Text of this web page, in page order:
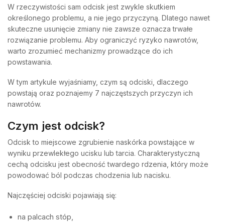
W rzeczywistości sam odcisk jest zwykle skutkiem
określonego problemu, a nie jego przyczyną. Dlatego nawet
skuteczne usunięcie zmiany nie zawsze oznacza trwałe
rozwiązanie problemu. Aby ograniczyć ryzyko nawrotów,
warto zrozumieć mechanizmy prowadzące do ich
powstawania.
W tym artykule wyjaśniamy, czym są odciski, dlaczego
powstają oraz poznajemy 7 najczęstszych przyczyn ich
nawrotów.
Czym jest odcisk?
Odcisk to miejscowe zgrubienie naskórka powstające w
wyniku przewlekłego ucisku lub tarcia. Charakterystyczną
cechą odcisku jest obecność twardego rdzenia, który może
powodować ból podczas chodzenia lub nacisku.
Najczęściej odciski pojawiają się:
na palcach stóp,